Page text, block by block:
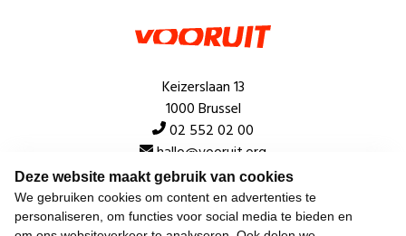
Deze website maakt gebruik van cookies
We gebruiken cookies om content en advertenties te
personaliseren, om functies voor social media te bieden en
Keizerslaan 13
1000 Brussel
02 552 02 00
hallo@vooruit.org
Snel